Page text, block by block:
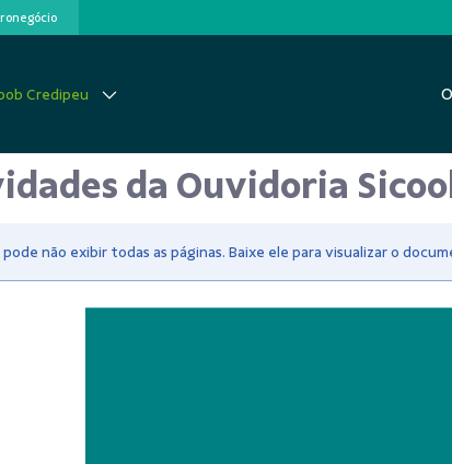
Credipeu
da Ouvidoria
não exibir todas as páginas. Baixe ele para visualizar o